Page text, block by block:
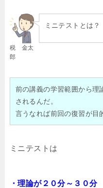
税 金太
郎
ミニテストとは？
前の講義の学習範囲から理
されるんだ。
言うなれば前回の復習が目
ミニテストは
・理論が２０分～３０分